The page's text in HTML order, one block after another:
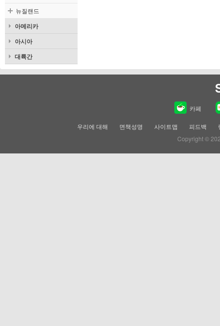
뉴질랜드
아메리카
아시아
대륙간
카페
우리에 대해 면책성명 사이트맵 피드백
Copyright ©